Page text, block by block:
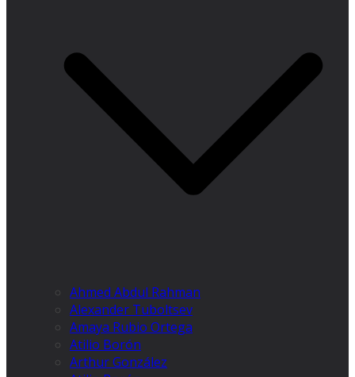
Ahmed Abdul Rahman
Alexander Tuboltsev
Amaya Rubio Ortega
Atilio Borón
Arthur González